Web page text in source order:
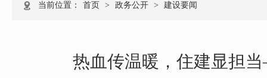
当前位置： 首页 > 政务公开 > 建设要闻
热血传温暖，住建显担